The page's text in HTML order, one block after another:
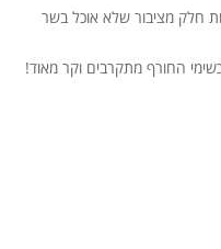
חלק מציבור שלא אוכל בשר
החורף מתקרבים וקר מאוד!